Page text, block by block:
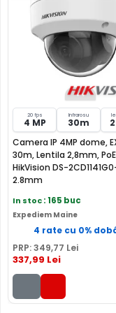
FILTRU IR MECANIC
Camera HIKVISION
Mecanic
pe timpul zilei,
afisare a culorilor,
pentru a permite
imbunatatind
20 fps
4 MP
Infrarosu
30m
Camera IP 4MP dome,
30m, Lentila 2,8mm,
HikVision DS-
2.8mm
In stoc: 165 buc
Expediem Maine
4 rate cu 0%
PRP:349,77 Lei
337,99 Lei